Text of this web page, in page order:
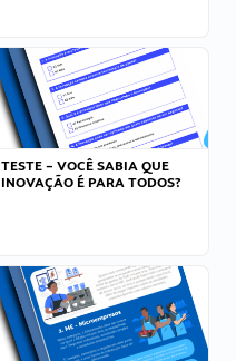
TESTE – VOCÊ SABIA QUE
INOVAÇÃO É PARA TODOS?